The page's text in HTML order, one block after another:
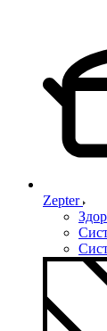
Zepter